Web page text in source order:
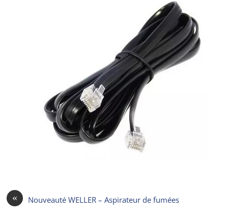
« Nouveauté WELLER – Aspirateur de fumées